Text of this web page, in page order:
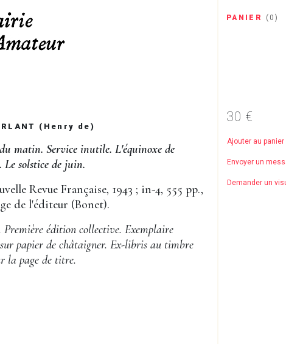
PANIER ( 0)
(Henry de)
matin. Service inutile. L'équinoxe de
Le solstice de juin.
Revue Française, 1943 ; in-4, 555 pp.,
de l'éditeur (Bonet).
Première édition collective. Exemplaire
papier de châtaigner. Ex-libris au timbre
la page de titre.
30 €
Ajouter au panier
Envoyer un
Demander un